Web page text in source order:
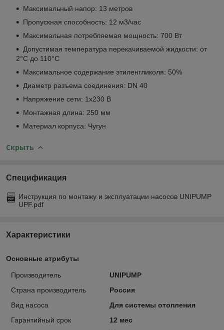
Максимальный напор: 13 метров
Пропускная способность: 12 м3/час
Максимальная потребляемая мощность: 700 Вт
Допустимая температура перекачиваемой жидкости: от
2°C до 110°C
Максимальное содержание этиленгликоля: 50%
Диаметр разъема соединения: DN 40
Напряжение сети: 1х230 В
Монтажная длина: 250 мм
Материал корпуса: Чугун
Скрыть
Спецификация
Инструкция по монтажу и эксплуатации насосов UNIPUMP
UPF.pdf
Характеристики
Основные атрибуты
Производитель
UNIPUMP
Страна производитель
Россия
Вид насоса
Для системы отопления
Гарантийный срок
12 мес